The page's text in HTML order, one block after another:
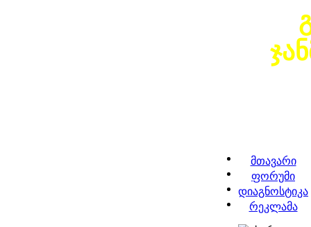
მთავარი
ფორუმი
დიაგნოსტიკა
რეკლამა